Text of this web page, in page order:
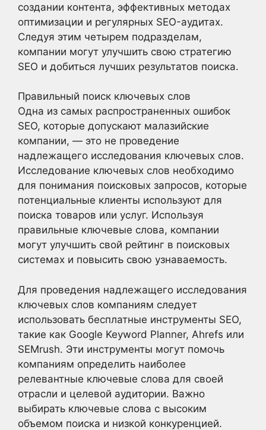
создании контента, эффективных методах
оптимизации и регулярных SEO-аудитах.
Следуя этим четырем подразделам,
компании могут улучшить свою стратегию
SEO и добиться лучших результатов поиска.
Правильный поиск ключевых слов
Одна из самых распространенных ошибок
SEO, которые допускают малазийские
компании, — это не проведение
надлежащего исследования ключевых слов.
Исследование ключевых слов необходимо
для понимания поисковых запросов, которые
потенциальные клиенты используют для
поиска товаров или услуг. Используя
правильные ключевые слова, компании
могут улучшить свой рейтинг в поисковых
системах и повысить свою узнаваемость.
Для проведения надлежащего исследования
ключевых слов компаниям следует
использовать бесплатные инструменты SEO,
такие как Google Keyword Planner, Ahrefs или
SEMrush. Эти инструменты могут помочь
компаниям определить наиболее
релевантные ключевые слова для своей
отрасли и целевой аудитории. Важно
выбирать ключевые слова с высоким
объемом поиска и низкой конкуренцией.